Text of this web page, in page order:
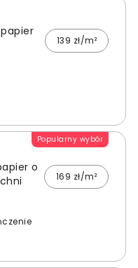
139 zł/m²
Popularny wybór
o
169 zł/m²